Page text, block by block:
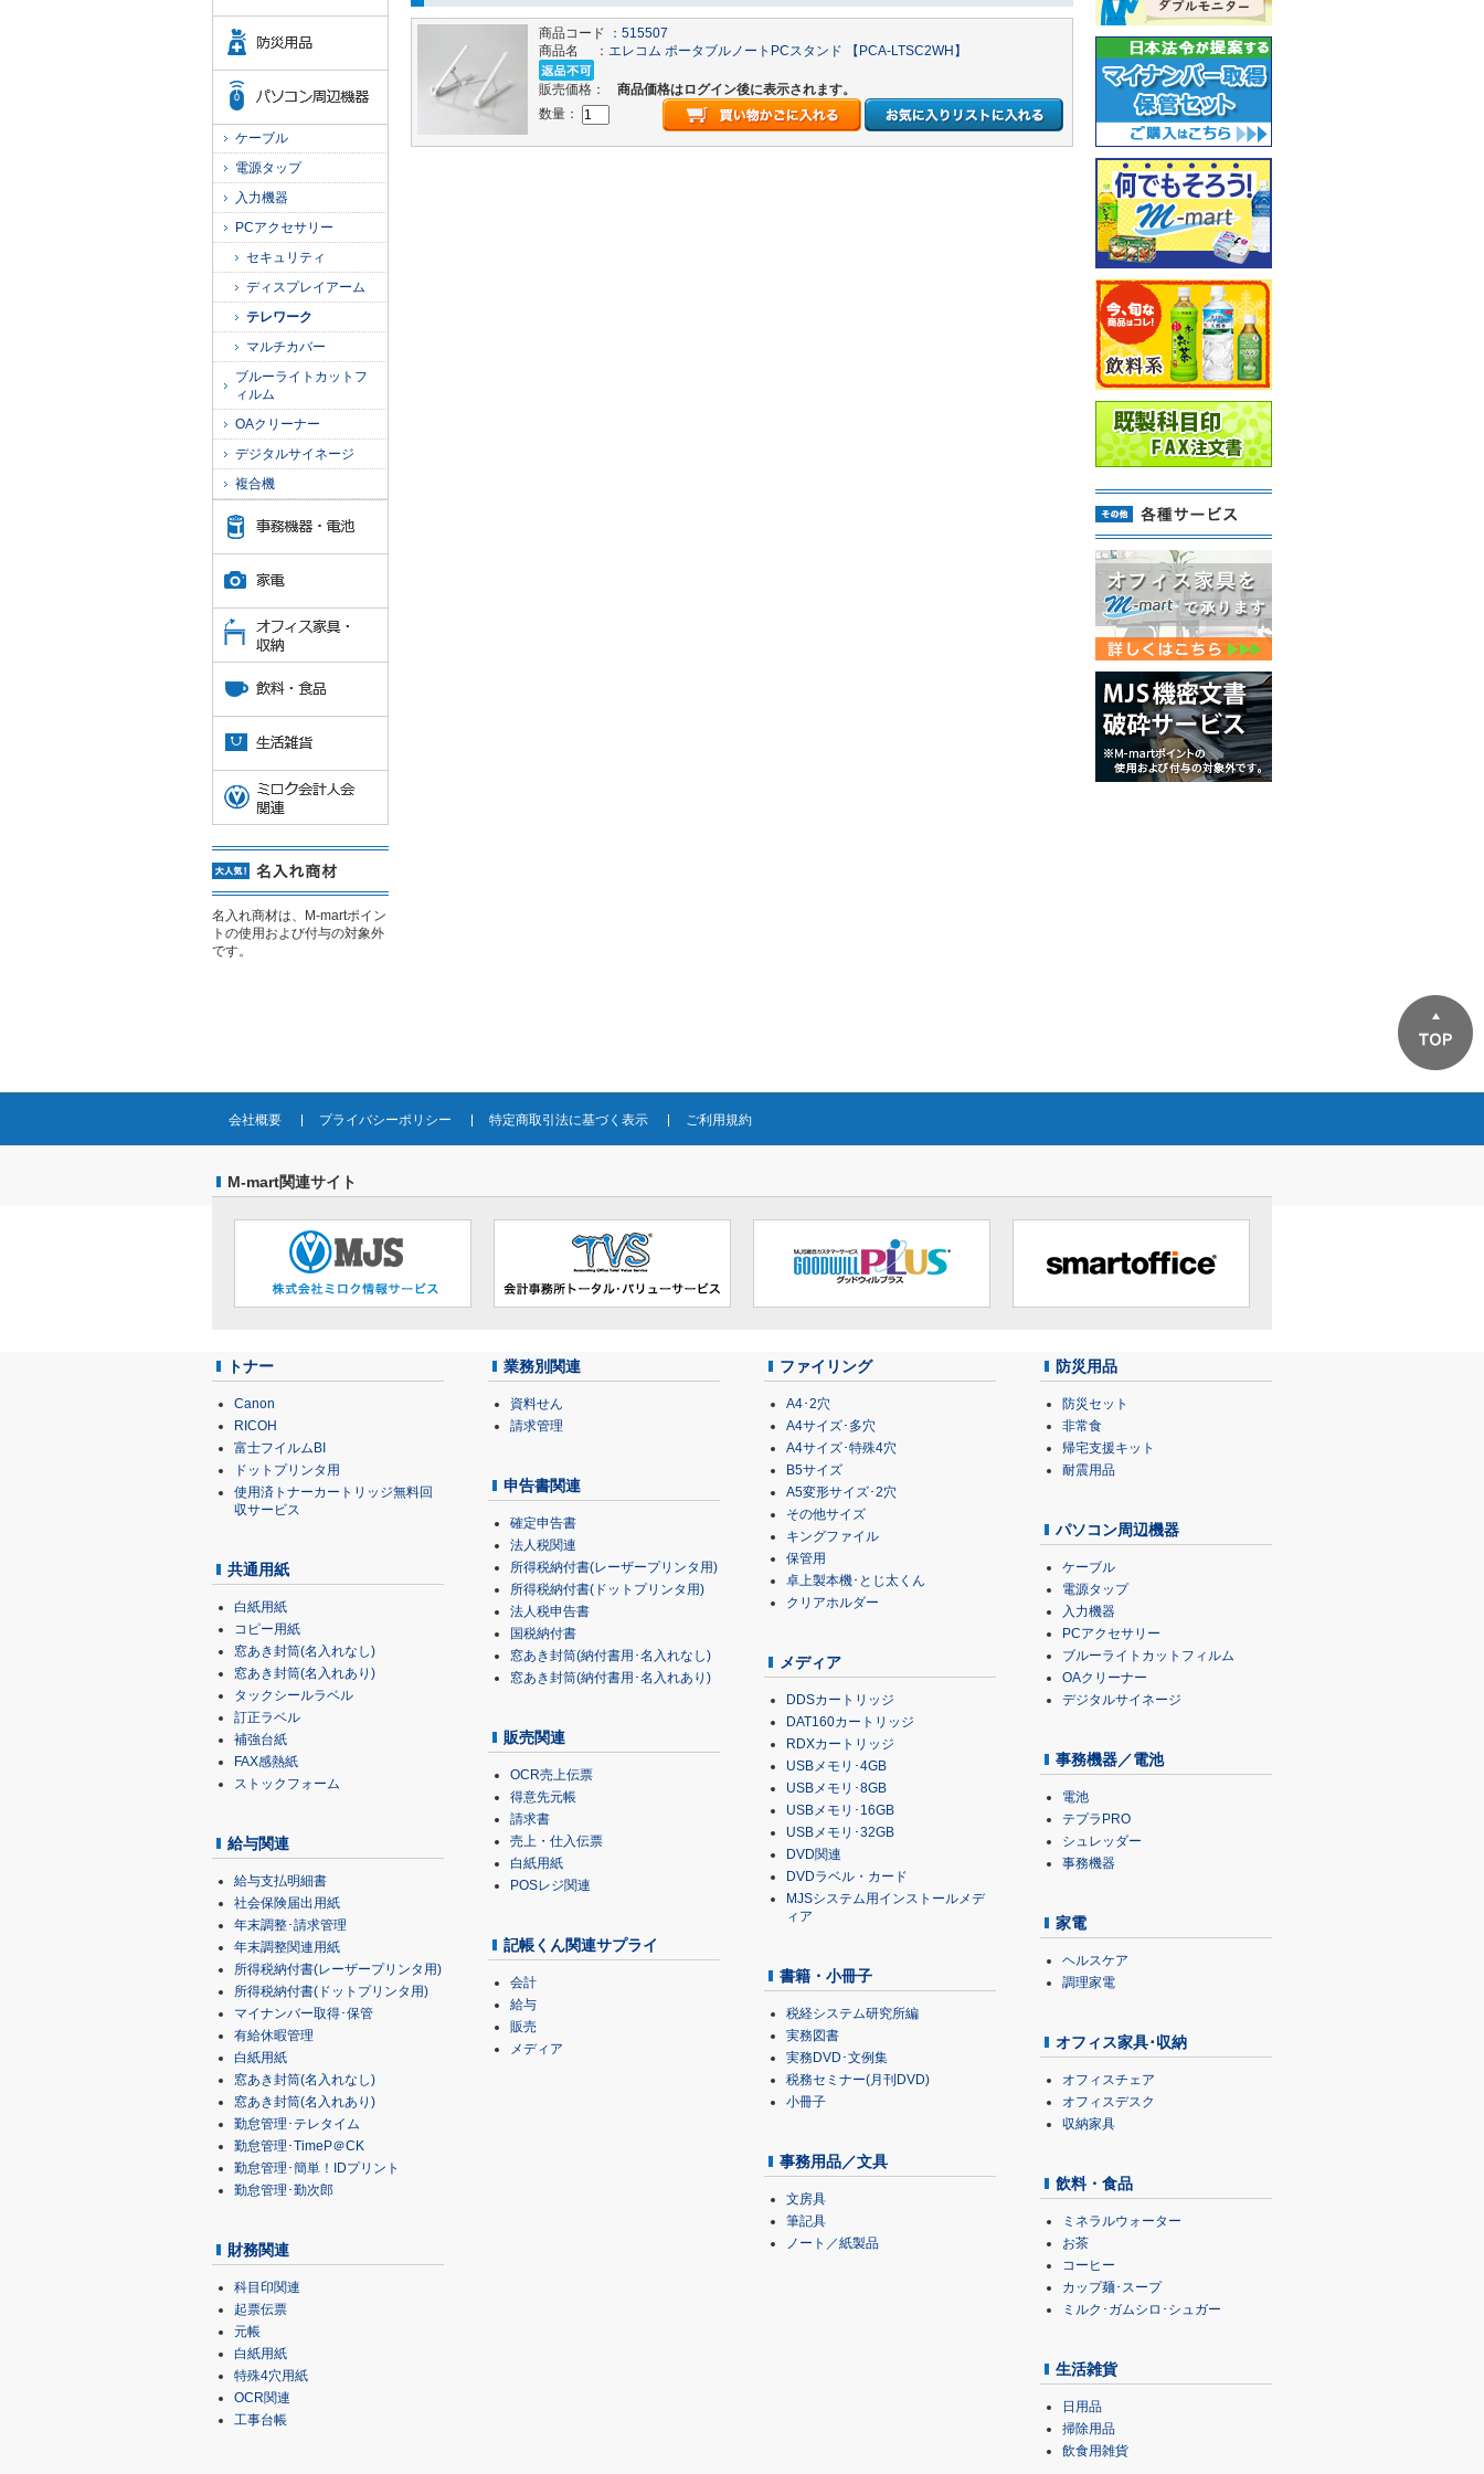
商品コード ： 515507
商品名 ： エレコム ポータブルノートPCスタンド 【PCA-LTSC2WH】
販売価格：
商品価格はログイン後に表示されます。
数量：
ケーブル
電源タップ
入力機器
PCアクセサリー
セキュリティ
ディスプレイアーム
テレワーク
マルチカバー
ブルーライトカットフ
ィルム
OAクリーナー
デジタルサイネージ
複合機
名入れ商材は、M-martポイン
トの使用および付与の対象外
です。
会社概要 プライバシーポリシー 特定商取引法に基づく表示 ご利用規約
M-mart関連サイト
トナー
Canon
RICOH
富士フイルムBI
ドットプリンタ用
使用済トナーカートリッジ無料回
収サービス
共通用紙
白紙用紙
コピー用紙
窓あき封筒(名入れなし)
窓あき封筒(名入れあり)
タックシールラベル
訂正ラベル
補強台紙
FAX感熱紙
ストックフォーム
給与関連
給与支払明細書
社会保険届出用紙
年末調整･請求管理
年末調整関連用紙
所得税納付書(レーザープリンタ用)
所得税納付書(ドットプリンタ用)
マイナンバー取得･保管
有給休暇管理
白紙用紙
窓あき封筒(名入れなし)
窓あき封筒(名入れあり)
勤怠管理･テレタイム
勤怠管理･TimeP＠CK
勤怠管理･簡単！IDプリント
勤怠管理･勤次郎
財務関連
科目印関連
起票伝票
元帳
白紙用紙
特殊4穴用紙
OCR関連
工事台帳
業務別関連
資料せん
請求管理
申告書関連
確定申告書
法人税関連
所得税納付書(レーザープリンタ用)
所得税納付書(ドットプリンタ用)
法人税申告書
国税納付書
窓あき封筒(納付書用･名入れなし)
窓あき封筒(納付書用･名入れあり)
販売関連
OCR売上伝票
得意先元帳
請求書
売上・仕入伝票
白紙用紙
POSレジ関連
記帳くん関連サプライ
会計
給与
販売
メディア
ファイリング
A4･2穴
A4サイズ･多穴
A4サイズ･特殊4穴
B5サイズ
A5変形サイズ･2穴
その他サイズ
キングファイル
保管用
卓上製本機･とじ太くん
クリアホルダー
メディア
DDSカートリッジ
DAT160カートリッジ
RDXカートリッジ
USBメモリ･4GB
USBメモリ･8GB
USBメモリ･16GB
USBメモリ･32GB
DVD関連
DVDラベル・カード
MJSシステム用インストールメデ
ィア
書籍・小冊子
税経システム研究所編
実務図書
実務DVD･文例集
税務セミナー(月刊DVD)
小冊子
事務用品／文具
文房具
筆記具
ノート／紙製品
防災用品
防災セット
非常食
帰宅支援キット
耐震用品
パソコン周辺機器
ケーブル
電源タップ
入力機器
PCアクセサリー
ブルーライトカットフィルム
OAクリーナー
デジタルサイネージ
事務機器／電池
電池
テプラPRO
シュレッダー
事務機器
家電
ヘルスケア
調理家電
オフィス家具･収納
オフィスチェア
オフィスデスク
収納家具
飲料・食品
ミネラルウォーター
お茶
コーヒー
カップ麺･スープ
ミルク･ガムシロ･シュガー
生活雑貨
日用品
掃除用品
飲食用雑貨